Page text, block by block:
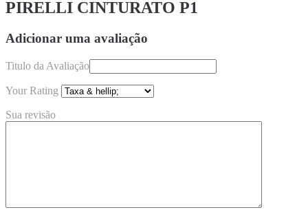
PIRELLI CINTURATO P1
Adicionar uma avaliação
Titulo da Avaliação
Your Rating
Sua revisão